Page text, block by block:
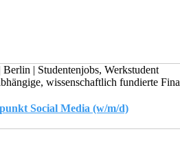
Berlin | Studentenjobs, Werkstudent
wissenschaftlich fundierte
Social Media (w/m/d)